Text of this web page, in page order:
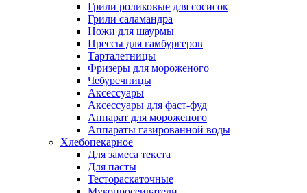
Грили роликовые для сосисок
Грили саламандра
Ножи для шаурмы
Прессы для гамбургеров
Тарталетницы
Фризеры для мороженого
Чебуречницы
Аксессуары
Аксессуары для фаст-фуд
Аппарат для мороженого
Аппараты газированной воды
Хлебопекарное
Для замеса текста
Для пасты
Тестораскаточные